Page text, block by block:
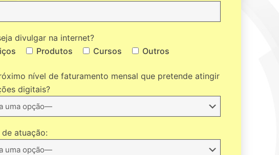
divulgar na internet?
Produtos Cursos Outros
nível de faturamento mensal que pretende atingir
digitais?
atuação: